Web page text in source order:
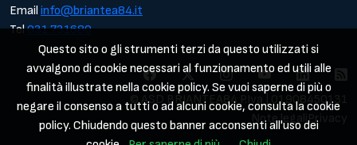
Email info@briantea84.it
Tel031.731680
© ASD BRIANTEA84 P.Iva | 01908450131
Note legali Privacy
Questo sito o gli strumenti terzi da questo utilizzati si
avvalgono di cookie necessari al funzionamento ed utili alle
finalità illustrate nella cookie policy. Se vuoi saperne di più o
negare il consenso a tutti o ad alcuni cookie, consulta la cookie
policy. Chiudendo questo banner acconsenti all'uso dei